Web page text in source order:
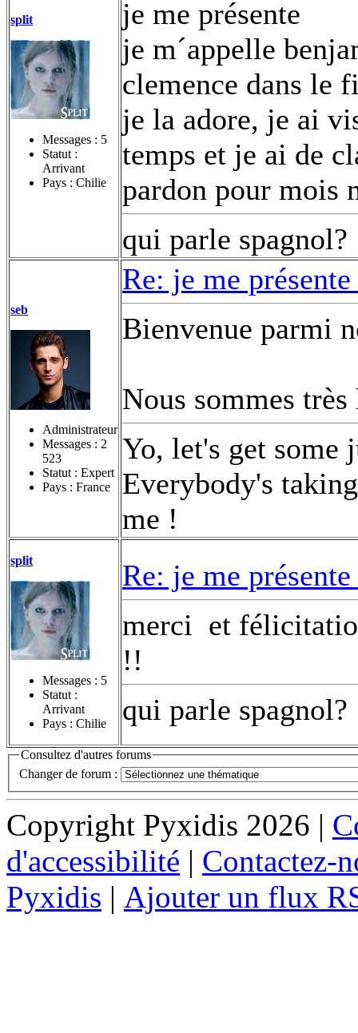
split
Messages : 5
Statut :
Arrivant
Pays : Chilie
je me présente
je m´appelle
clemence dans le
je la adore, je ai
temps et je ai de
pardon pour mois
qui parle spagnol?
seb
Administrateur
Messages : 2
523
Statut : Expert
Pays : France
Re: je me
Bienvenue parmi
Nous sommes
Yo, let's get some
Everybody's
me !
split
Messages : 5
Statut :
Arrivant
Pays : Chilie
Re: je me
merci et
!!
qui parle spagnol?
Consultez d'autres forums
Changer de forum :
Copyright Pyxidis 2026 |
d'accessibilité | Contactez-
Pyxidis | Ajouter un flux